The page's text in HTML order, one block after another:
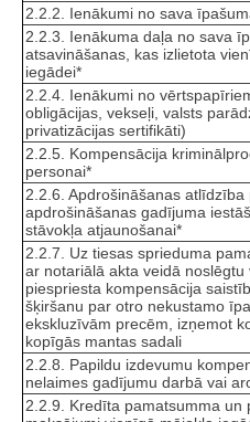
2.2.2. Ienākumi no sava
2.2.3. Ienākuma daļa no sava
atsavināšanas, kas izlietota
iegādei*
2.2.4. Ienākumi no
obligācijas, vekseļi, valsts
privatizācijas sertifikāti)
2.2.5. Kompensācija
personai*
2.2.6. Apdrošināšanas atlīdzība
apdrošināšanas gadījuma
stāvokļa atjaunošanai*
2.2.7. Uz tiesas sprieduma
ar notariālā akta veidā noslēgtu
piespriesta kompensācija
šķiršanu par otro nekustamo
ekskluzīvām precēm, izņemot
kopīgās mantas sadali
2.2.8. Papildu izdevumu
nelaimes gadījumu darbā vai
2.2.9. Kredīta pamatsumma un